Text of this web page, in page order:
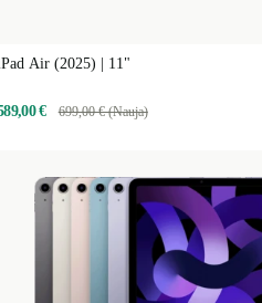
Air (2025) | 11"
€ 699,00 € (Nauja)